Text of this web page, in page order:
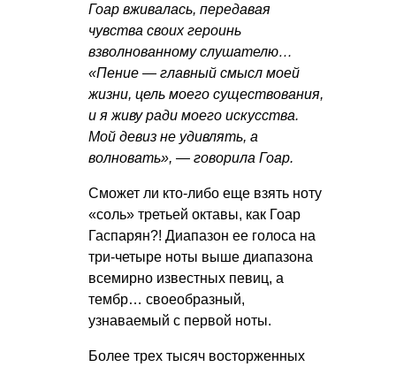
Гоар вживалась, передавая
чувства своих героинь
взволнованному слушателю…
«Пение — главный смысл моей
жизни, цель моего существования,
и я живу ради моего искусства.
Мой девиз не удивлять, а
волновать», — говорила Гоар.
Сможет ли кто-либо еще взять ноту
«соль» третьей октавы, как Гоар
Гаспарян?! Диапазон ее голоса на
три-четыре ноты выше диапазона
всемирно известных певиц, а
тембр… своеобразный,
узнаваемый с первой ноты.
Более трех тысяч восторженных